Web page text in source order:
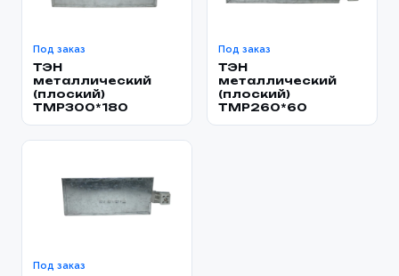
Под заказ
ТЭН
металлический
(плоский)
TMP300*180
Под заказ
ТЭН
металлический
(плоский)
TMP260*60
Под заказ